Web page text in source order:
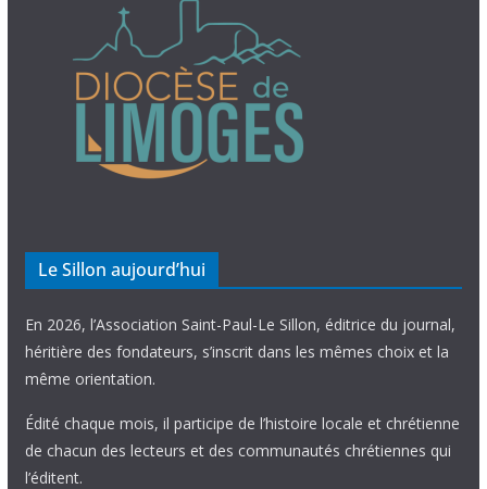
Le Sillon aujourd’hui
En 2026, l’Association Saint-Paul-Le Sillon, éditrice du journal,
héritière des fondateurs, s’inscrit dans les mêmes choix et la
même orientation.
Édité chaque mois, il participe de l’histoire locale et chrétienne
de chacun des lecteurs et des communautés chrétiennes qui
l’éditent.